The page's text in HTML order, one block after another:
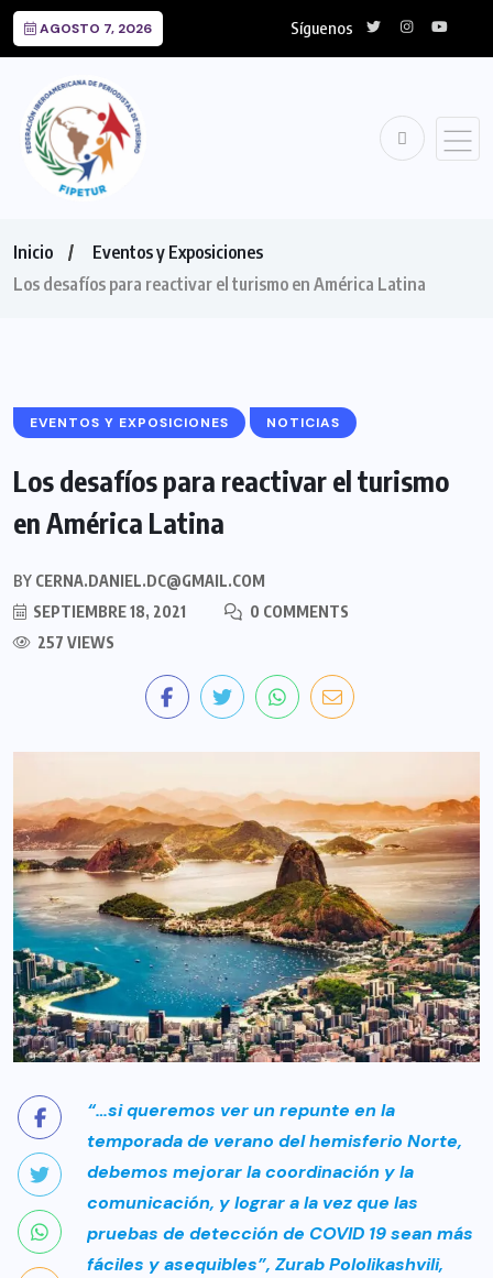
AGOSTO 7, 2026 Síguenos
Inicio
Eventos y Exposiciones
Los desafíos para reactivar el turismo en América Latina
EVENTOS Y EXPOSICIONES NOTICIAS
Los desafíos para reactivar el turismo
en América Latina
BY CERNA.DANIEL.DC@GMAIL.COM
SEPTIEMBRE 18, 2021
0 COMMENTS
257 VIEWS
“…si queremos ver un repunte en la
temporada de verano del hemisferio Norte,
debemos mejorar la coordinación y la
comunicación, y lograr a la vez que las
pruebas de detección de COVID 19 sean más
fáciles y asequibles”, Zurab Pololikashvili,